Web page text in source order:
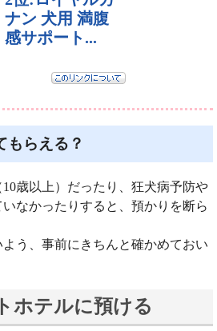
もらえる？
歳以上）だったり、狂犬病予防や
なかったりすると、預かりを断ら
う、事前にきちんと確かめておい
ホテルに預ける